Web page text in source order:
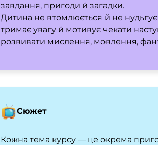
завдання, пригоди й загадки.
Дитина не втомлюється й не
тримає увагу й мотивує чекати
розвивати мислення, мовлення,
Сюжет
Кожна тема курсу — це окрема